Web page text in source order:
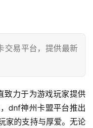
交易平台，提供最新
致力于为游戏玩家提供
dnf神州卡盟平台推出
家的支持与厚爱。无论